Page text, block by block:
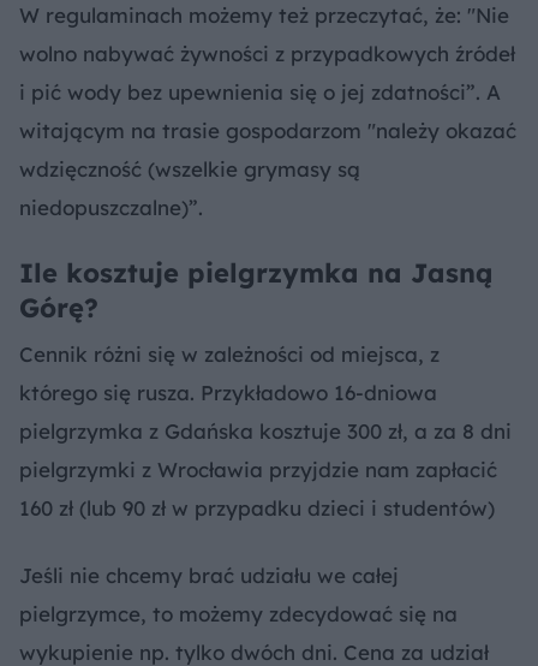
W regulaminach możemy też przeczytać, że: "Nie
wolno nabywać żywności z przypadkowych źródeł
i pić wody bez upewnienia się o jej zdatności”. A
witającym na trasie gospodarzom "należy okazać
wdzięczność (wszelkie grymasy są
niedopuszczalne)”.
Ile kosztuje pielgrzymka na Jasną
Górę?
Cennik różni się w zależności od miejsca, z
którego się rusza. Przykładowo 16-dniowa
pielgrzymka z Gdańska kosztuje 300 zł, a za 8 dni
pielgrzymki z Wrocławia przyjdzie nam zapłacić
160 zł (lub 90 zł w przypadku dzieci i studentów)
Jeśli nie chcemy brać udziału we całej
pielgrzymce, to możemy zdecydować się na
wykupienie np. tylko dwóch dni. Cena za udział